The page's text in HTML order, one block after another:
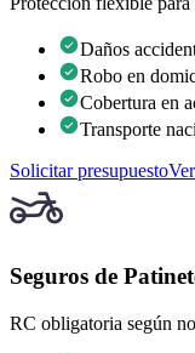
Daños
Robo en
Cobertura en
Transporte
Solicitar presupuesto
Seguros de
RC obligatoria según